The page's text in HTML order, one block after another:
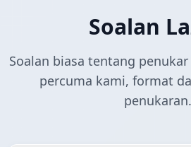
Soalan
Soalan biasa tentang
percuma kami, format
penukaran.